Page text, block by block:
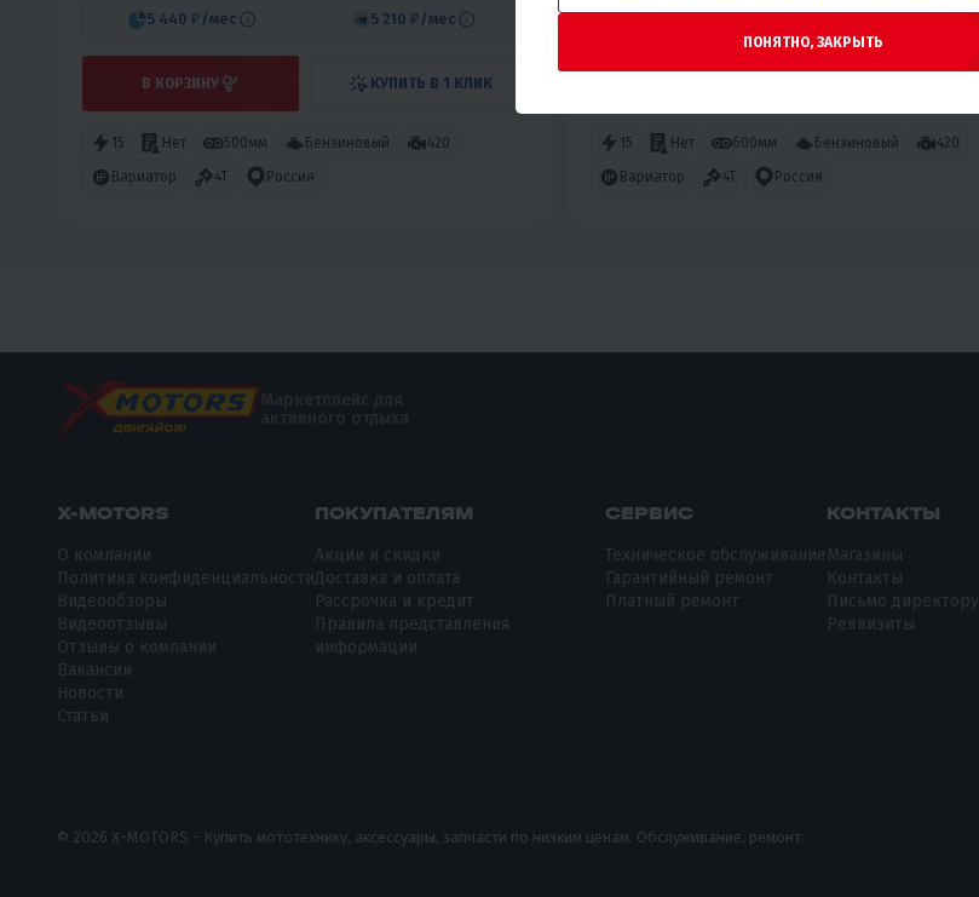
5 440 ₽ /мес 5 210 ₽ /мес
В КОРЗИНУ КУПИТЬ В 1 КЛИК
15 Нет 500мм Бензиновый
420
Вариатор
4T Россия
5 790 ₽/мес 5 540 ₽/мес
15 Нет 600мм Бензиновый
420
Вариатор
4T Россия
X-MOTORS
О компании
Политика конфиденциальности
Видеообзоры
Видеоотзывы
Отзывы о компании
Вакансии
Новости
Статьи
ПОКУПАТЕЛЯМ
Акции и скидки
Доставка и оплата
Рассрочка и кредит
Правила представления
информации
СЕРВИС
Техническое обслуживание
Гарантийный ремонт
Платный ремонт
КОНТАКТЫ
Магазины
Контакты
Письмо директору
Реквизиты
© 2026 X-MOTORS - Купить мототехнику, аксессуары, запчасти по низким ценам. Обслуживание, ремонт.
ПОНЯТНО, ЗАКРЫТЬ